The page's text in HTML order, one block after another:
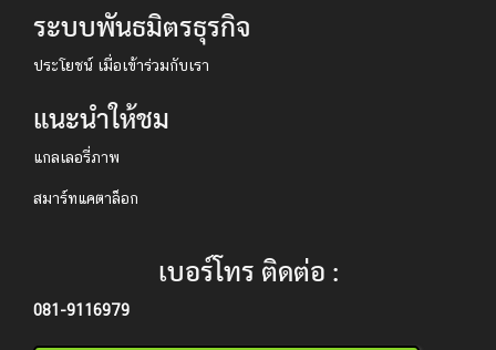
ระบบพันธมิตรธุรกิจ
ประโยชน์ เมื่อเข้าร่วมกับเรา
แนะนำให้ชม
แกลเลอรี่ภาพ
สมาร์ทแคตาล็อก
เบอร์โทร ติดต่อ :
081-9116979